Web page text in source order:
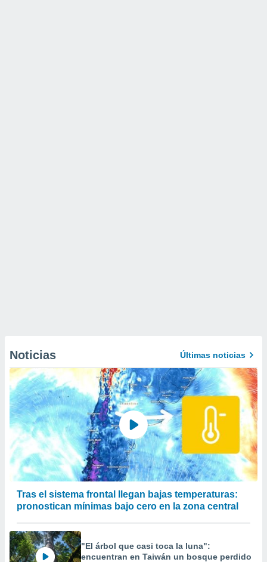
Noticias Últimas noticias
Tras el sistema frontal llegan bajas temperaturas:
pronostican mínimas bajo cero en la zona central
"El árbol que casi toca la luna":
encuentran en Taiwán un bosque perdido